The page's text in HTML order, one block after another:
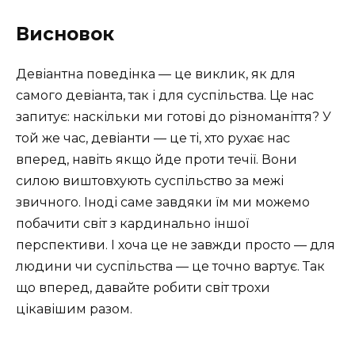
Висновок
Девіантна поведінка — це виклик, як для
самого девіанта, так і для суспільства. Це нас
запитує: наскільки ми готові до різноманіття? У
той же час, девіанти — це ті, хто рухає нас
вперед, навіть якщо йде проти течії. Вони
силою виштовхують суспільство за межі
звичного. Іноді саме завдяки їм ми можемо
побачити світ з кардинально іншої
перспективи. І хоча це не завжди просто — для
людини чи суспільства — це точно вартує. Так
що вперед, давайте робити світ трохи
цікавішим разом.